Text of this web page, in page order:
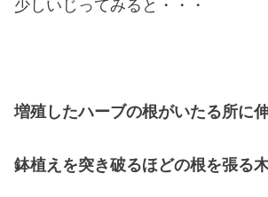
少しいじってみると・・・
増殖したハーブの根がいたる所に
鉢植えを突き破るほどの根を張る木